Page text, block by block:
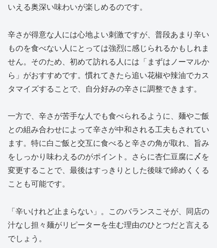
いえる奥深い味わいが楽しめるのです。
辛さが得意な人には心地よい刺激ですが、普段あまり辛い
ものを食べない人にとっては強烈に感じられるかもしれま
せん。そのため、初めて訪れる人には「まずはノーマルか
ら」がおすすめです。慣れてきたら追い花椒や辣油でカス
タマイズすることで、自分好みの辛さに調整できます。
一方で、辛さが苦手な人でも食べられるように、麺やご飯
との組み合わせによって辛さが中和される工夫もされてい
ます。特に白ご飯と交互に食べると辛さの角が取れ、旨み
をしっかり味わえるのがポイント。さらに杏仁豆腐に〆を
変更することで、最後はすっきりとした後味で締めくくる
ことも可能です。
「辛いけれど止まらない」。このバランスこそが、同店の
汁なし担々麺がリピーターを生む理由のひとつだと言える
でしょう。